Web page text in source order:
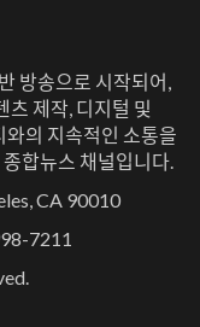
방송으로 시작되어,
츠 제작, 디지털 및
와의 지속적인 소통을
합뉴스 채널입니다.
CA 90010
7211